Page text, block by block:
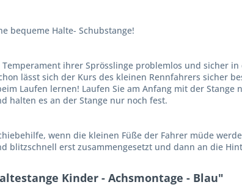
bequeme Halte- Schubstange!
Temperament ihrer Sprösslinge problemlos und sicher
lässt sich der Kurs des kleinen Rennfahrers sicher
Laufen lernen! Laufen Sie am Anfang mit der Stange
halten es an der Stange nur noch fest.
wenn die kleinen Füße der Fahrer müde
blitzschnell erst zusammengesetzt und dann an die
Kinder - Achsmontage - Blau"